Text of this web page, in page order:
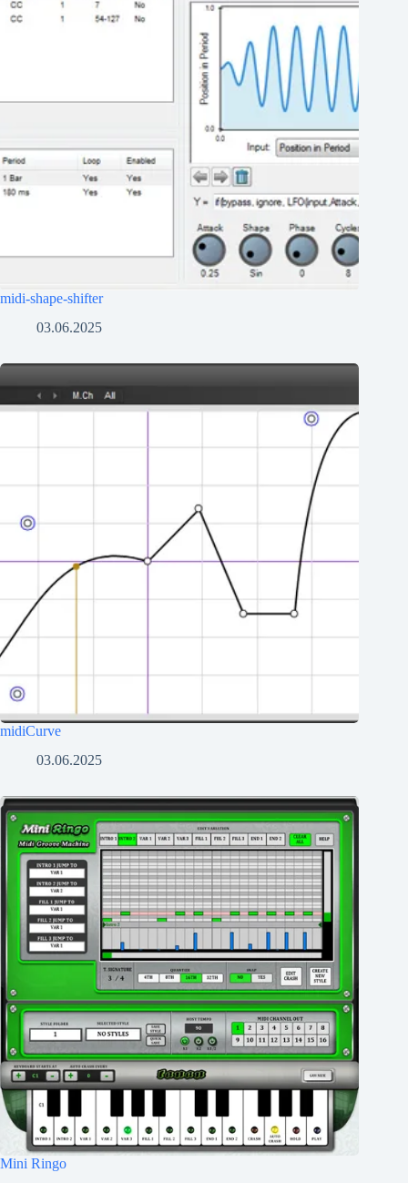
midi-shape-shifter
03.06.2025
midiCurve
03.06.2025
Mini Ringo